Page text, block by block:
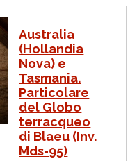
Australia
(Hollandia
Nova) e
Tasmania.
Particolare
del Globo
terracqueo
di Blaeu (Inv.
Mds-95)